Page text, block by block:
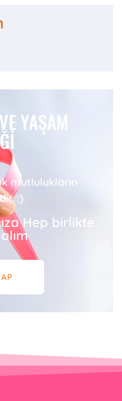
mutlulukların
:)
Hep birlikte